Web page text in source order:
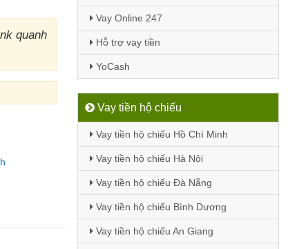
quanh
Vay Online 247
Hỗ trợ vay tiền
YoCash
Vay tiền hộ chiếu
Vay tiền hộ chiếu Hồ Chí Minh
Vay tiền hộ chiếu Hà Nội
Vay tiền hộ chiếu Đà Nẵng
Vay tiền hộ chiếu Bình Dương
Vay tiền hộ chiếu An Giang